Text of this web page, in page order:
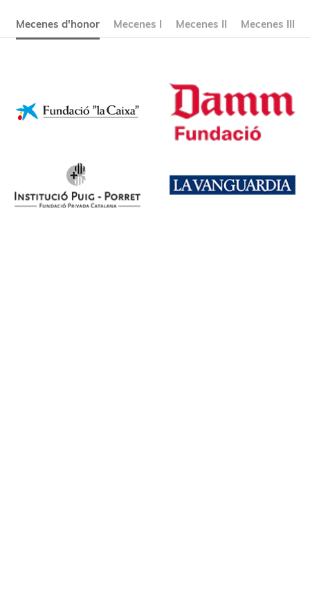
Mecenes d'honor Mecenes I Mecenes II Mecenes III